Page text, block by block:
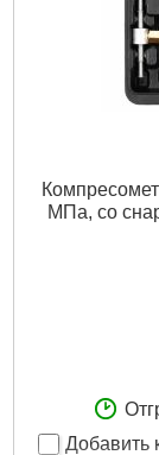
МПа, со
Добавить